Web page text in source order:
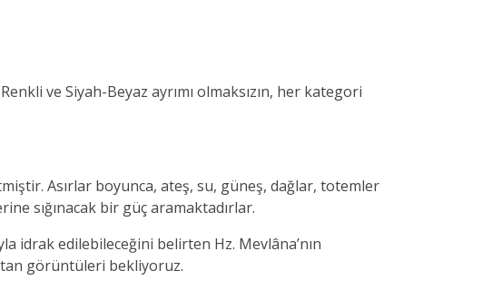
ve Siyah-Beyaz ayrımı olmaksızın, her kategori
Asırlar boyunca, ateş, su, güneş, dağlar, totemler
sığınacak bir güç aramaktadırlar.
idrak edilebileceğini belirten Hz. Mevlâna’nın
görüntüleri bekliyoruz.